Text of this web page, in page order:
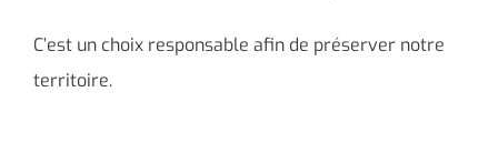
C’est un choix responsable afin de préserver notre
territoire.